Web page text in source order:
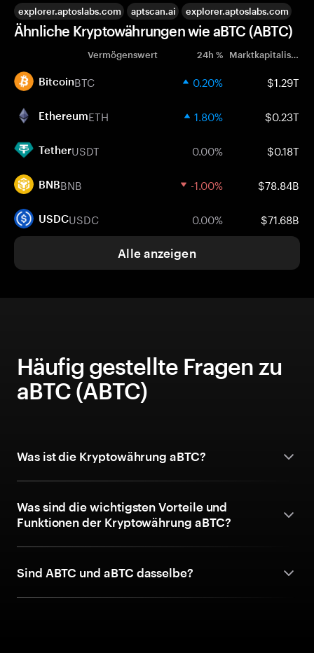
explorer.aptoslabs.com
aptscan.ai explorer.aptoslabs.com
Ähnliche Kryptowährungen wie aBTC (ABTC)
Vermögenswert 24h % Marktkapitalisierung
BitcoinBTC 0.20% $1.29T
EthereumETH 1.80% $0.23T
TetherUSDT 0.00% $0.18T
BNBBNB -1.00% $78.84B
USDCUSDC 0.00% $71.68B
Alle anzeigen
Häufig gestellte Fragen zu
aBTC (ABTC)
Was ist die Kryptowährung aBTC?
Was sind die wichtigsten Vorteile und
Funktionen der Kryptowährung aBTC?
Sind ABTC und aBTC dasselbe?